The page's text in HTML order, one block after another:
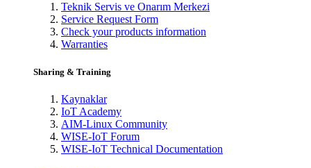
Teknik Servis ve Onarım Merkezi
Service Request Form
Check your products information
Warranties
Sharing & Training
Kaynaklar
IoT Academy
AIM-Linux Community
WISE-IoT Forum
WISE-IoT Technical Documentation